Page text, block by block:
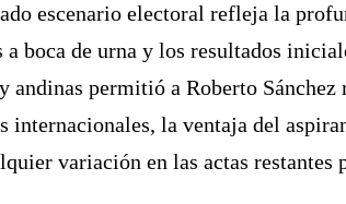
escenario electoral refleja la
a boca de urna y los resultados
andinas permitió a Roberto
internacionales, la ventaja del
variación en las actas